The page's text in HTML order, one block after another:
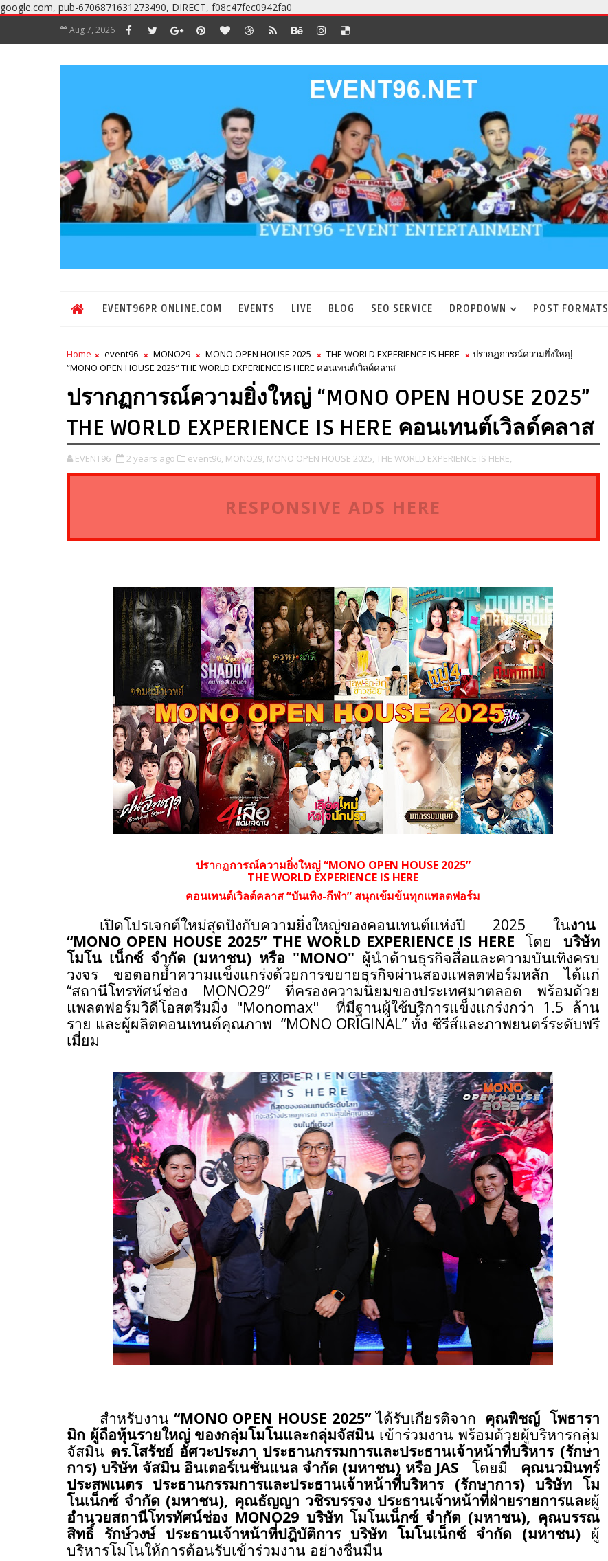
google.com, pub-6706871631273490, DIRECT, f08c47fec0942fa0
Aug 7, 2026
EVENT96PR ONLINE.COM EVENTS LIVE BLOG SEO SERVICE DROPDOWN POST FORMATS
Home event96 MONO29 MONO OPEN HOUSE 2025 THE WORLD EXPERIENCE IS HERE
ปรากฏการณ์ความยิ่งใหญ่
“MONO OPEN HOUSE 2025” THE WORLD EXPERIENCE IS HERE คอนเทนต์เวิลด์คลาส
ปรากฏการณ์ความยิ่งใหญ่ “MONO OPEN HOUSE 2025”
THE WORLD EXPERIENCE IS HERE คอนเทนต์เวิลด์คลาส
EVENT96 2 years ago event96, MONO29, MONO OPEN HOUSE 2025, THE WORLD EXPERIENCE IS HERE,
RESPONSIVE ADS HERE
ปรากฏการณ์ความยิ่งใหญ่ “MONO OPEN HOUSE 2025”
THE WORLD EXPERIENCE IS HERE
คอนเทนต์เวิลด์คลาส “บันเทิง-กีฬา” สนุกเข้มข้นทุกแพลตฟอร์ม
เปิดโปรเจกต์ใหม่สุดปังกับความยิ่งใหญ่ของคอนเทนต์แห่งปี 2025 ในงาน
“MONO OPEN HOUSE 2025” THE WORLD EXPERIENCE IS HERE โดย
บริษัท
โมโน เน็กซ์ จำกัด (มหาชน) หรือ "MONO" ผู้นำด้านธุรกิจสื่อและความบันเทิงครบ
วงจร ขอตอกย้ำความแข็งแกร่งด้วยการขยายธุรกิจผ่านสองแพลตฟอร์มหลัก ได้แก่
“สถานีโทรทัศน์ช่อง MONO29” ที่ครองความนิยมของประเทศมาตลอด พร้อมด้วย
แพลตฟอร์มวิดีโอสตรีมมิ่ง "Monomax" ที่มีฐานผู้ใช้บริการแข็งแกร่งกว่า 1.5 ล้าน
ราย และผู้ผลิตคอนเทนต์คุณภาพ “MONO ORIGINAL”ทั้ง ซีรีส์และภาพยนตร์ระดับพรี
เมี่ยม
สำหรับงาน “MONO OPEN HOUSE 2025”ได้รับเกียรติจาก คุณพิชญ์ โพธารา
มิก ผู้ถือหุ้นรายใหญ่ ของกลุ่มโมโนและกลุ่มจัสมิน เข้าร่วมงาน พร้อมด้วยผู้บริหารกลุ่ม
จัสมิน ดร.โสรัชย์ อัศวะประภา ประธานกรรมการและประธานเจ้าหน้าที่บริหาร (รักษา
การ) บริษัท จัสมิน อินเตอร์เนชั่นแนล จำกัด (มหาชน) หรือ JAS
โดยมี
คุณนวมินทร์
ประสพเนตร ประธานกรรมการและประธานเจ้าหน้าที่บริหาร (รักษาการ) บริษัท โม
โนเน็กซ์ จำกัด (มหาชน), คุณธัญญา วชิรบรรจง ประธานเจ้าหน้าที่ฝ่ายรายการและผู้
อำนวยสถานีโทรทัศน์ช่อง MONO29 บริษัท โมโนเน็กซ์ จำกัด (มหาชน), คุณบรรณ
สิทธิ์ รักษ์วงษ์ ประธานเจ้าหน้าที่ปฎิบัติการ บริษัท โมโนเน็กซ์ จำกัด (มหาชน)ผู้
บริหารโมโนให้การต้อนรับเข้าร่วมงาน อย่างชื่นมื่น